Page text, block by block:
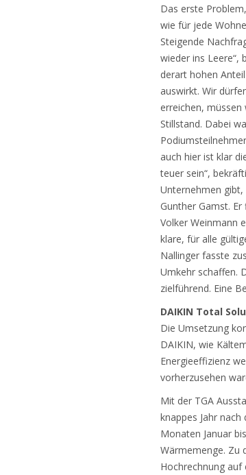
Das erste
wie für jede
Steigende
wieder ins Leere“,
derart hohen
auswirkt. Wir
erreichen,
Stillstand. Dabei
auch hier ist klar
teuer sein“,
Unternehmen
Gunther Gamst.
Volker Weinmann
klare, für alle
Nallinger fasste
Umkehr schaffen.
zielführend. Eine
DAIKIN Total
Die Umsetzung
DAIKIN, wie
Energieeffizienz
vorherzusehen
Mit der TGA
knappes Jahr
Monaten Januar
Wärmemenge. Zu
Hochrechnung